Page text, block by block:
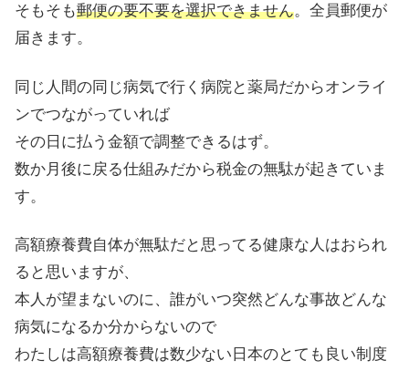
そもそも郵便の要不要を選択できません。全員郵便が
届きます。
同じ人間の同じ病気で行く病院と薬局だからオンライ
ンでつながっていれば
その日に払う金額で調整できるはず。
数か月後に戻る仕組みだから税金の無駄が起きていま
す。
高額療養費自体が無駄だと思ってる健康な人はおられ
ると思いますが、
本人が望まないのに、誰がいつ突然どんな事故どんな
病気になるか分からないので
わたしは高額療養費は数少ない日本のとても良い制度